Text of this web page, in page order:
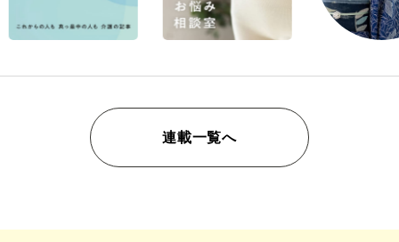
連載一覧へ